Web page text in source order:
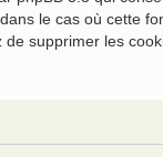
le cas où
supprimer les